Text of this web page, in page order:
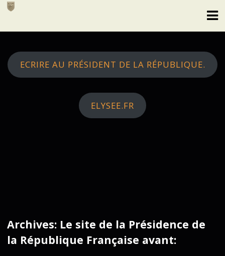
Skip
ECRIRE AU PRÉSIDENT DE LA RÉPUBLIQUE.
ELYSEE.FR
Archives: Le site de la Présidence de
la République Française avant: